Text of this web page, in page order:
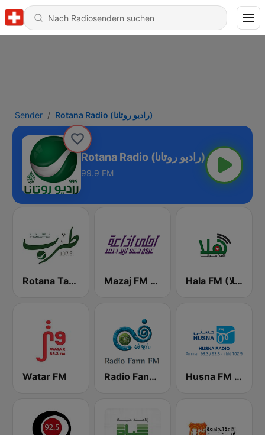
Sender Rotana Radio (راديو روتانا)
Rotana Radio (راديو روتانا)
99.9 FM
Rotana Tarab Jordan ( راديو روتانا طرب الاردن) Mazaj FM (مزاج إف إم) Hala FM (راديو هلا)
Watar FM Radio Fann (راديو فن) Husna FM (حسنى)